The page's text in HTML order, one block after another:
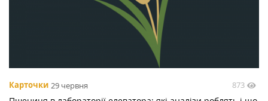
Карточки 29 червня 873